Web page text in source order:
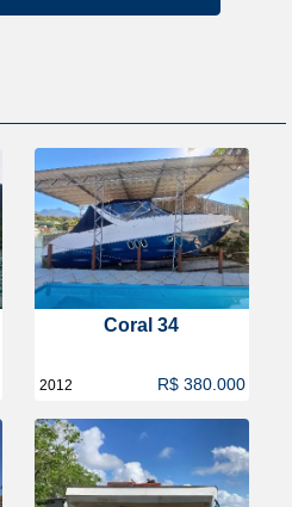
Coral 34
2012 R$ 380.000